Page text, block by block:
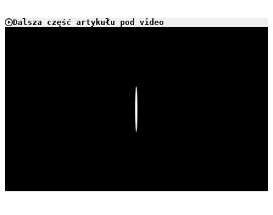
Dalsza część artykułu pod video